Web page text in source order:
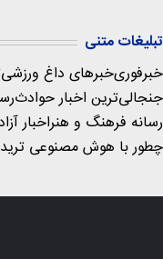
تبلیغات متنی
خبرفوریخبرهای داغ ورزشی
جنجالی‌ترین اخبار حوادث
رسانه فرهنگ و هنراخبار
چطور با هوش مصنوعی